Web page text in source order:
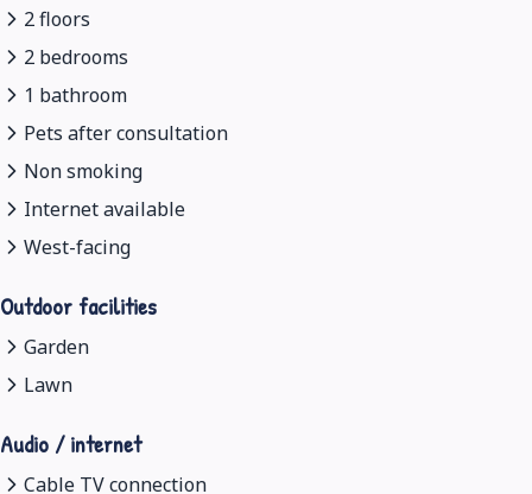
2 floors
2 bedrooms
1 bathroom
Pets after consultation
Non smoking
Internet available
West-facing
Outdoor facilities
Garden
Lawn
Audio / internet
Cable TV connection